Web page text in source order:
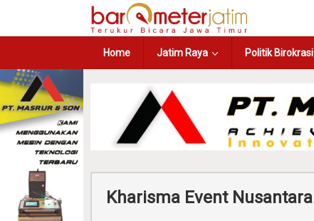
Home Jatim Raya Politik Birokrasi
Kharisma Event Nusantara